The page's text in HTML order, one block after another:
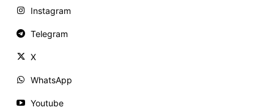
Instagram
Telegram
X
WhatsApp
Youtube